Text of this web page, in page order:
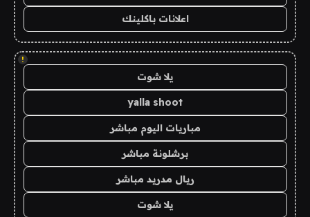
اعلانات باكلينك
!
يلا شوت
yalla shoot
مباريات اليوم مباشر
برشلونة مباشر
ريال مدريد مباشر
يلا شوت